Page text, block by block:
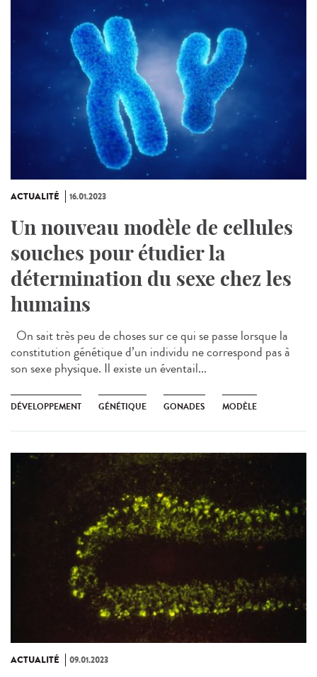
ACTUALITÉ 16.01.2023
Un nouveau modèle de cellules
souches pour étudier la
détermination du sexe chez les
humains
On sait très peu de choses sur ce qui se passe lorsque la
constitution génétique d’un individu ne correspond pas à
son sexe physique. Il existe un éventail...
DÉVELOPPEMENT GÉNÉTIQUE GONADES MODÈLE
ACTUALITÉ 09.01.2023